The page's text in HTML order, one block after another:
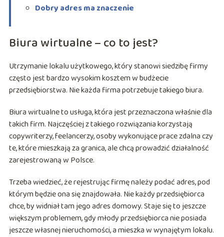
Dobry adres ma znaczenie
Biura wirtualne – co to jest?
Utrzymanie lokalu użytkowego, który stanowi siedzibę firmy
często jest bardzo wysokim kosztem w budżecie
przedsiębiorstwa. Nie każda firma potrzebuje takiego biura.
Biura wirtualne to usługa, która jest przeznaczona właśnie dla
takich firm. Najczęściej z takiego rozwiązania korzystają
copywriterzy, feelancerzy, osoby wykonujące prace zdalna czy
te, które mieszkają za granica, ale chcą prowadzić działalność
zarejestrowaną w Polsce.
Trzeba wiedzieć, że rejestrując firmę należy podać adres, pod
którym będzie ona się znajdowała. Nie każdy przedsiębiorca
chce, by widniał tam jego adres domowy. Staje się to jeszcze
większym problemem, gdy młody przedsiębiorca nie posiada
jeszcze własnej nieruchomości, a mieszka w wynajętym lokalu.